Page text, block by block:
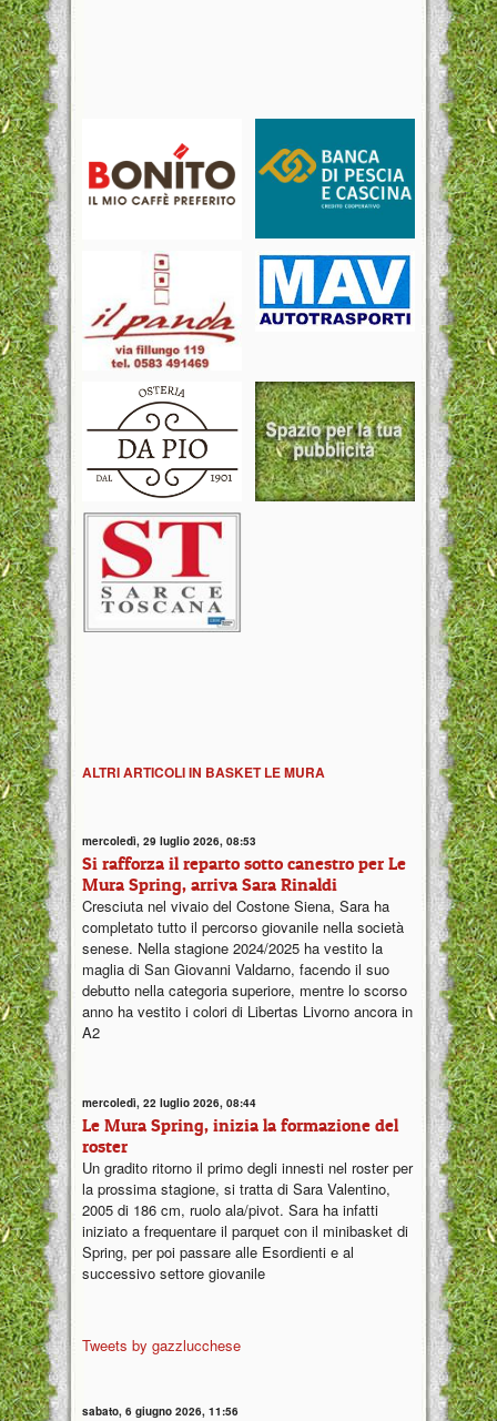
ALTRI ARTICOLI IN BASKET LE MURA
mercoledì, 29 luglio 2026, 08:53
Si rafforza il reparto sotto canestro per Le
Mura Spring, arriva Sara Rinaldi
Cresciuta nel vivaio del Costone Siena, Sara ha
completato tutto il percorso giovanile nella società
senese. Nella stagione 2024/2025 ha vestito la
maglia di San Giovanni Valdarno, facendo il suo
debutto nella categoria superiore, mentre lo scorso
anno ha vestito i colori di Libertas Livorno ancora in
A2
mercoledì, 22 luglio 2026, 08:44
Le Mura Spring, inizia la formazione del
roster
Un gradito ritorno il primo degli innesti nel roster per
la prossima stagione, si tratta di Sara Valentino,
2005 di 186 cm, ruolo ala/pivot. Sara ha infatti
iniziato a frequentare il parquet con il minibasket di
Spring, per poi passare alle Esordienti e al
successivo settore giovanile
Tweets by gazzlucchese
sabato, 6 giugno 2026, 11:56